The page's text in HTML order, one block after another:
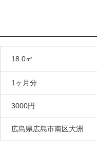
18.0㎡
1ヶ月分
3000円
広島県広島市南区大洲